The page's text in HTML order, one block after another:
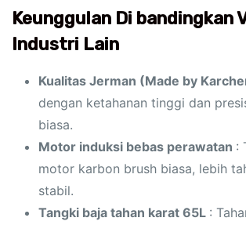
Keunggulan Di bandingkan
Industri Lain
Kualitas Jerman (Made by
dengan ketahanan tinggi dan
biasa.
Motor induksi bebas perawatan :
motor karbon brush biasa, lebih
stabil.
Tangki baja tahan karat 65L :